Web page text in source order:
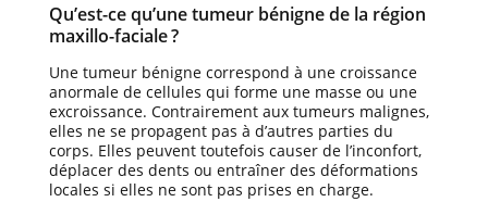
Qu’est-ce qu’une tumeur bénigne de la région
maxillo-faciale ?
Une tumeur bénigne correspond à une croissance
anormale de cellules qui forme une masse ou une
excroissance. Contrairement aux tumeurs malignes,
elles ne se propagent pas à d’autres parties du
corps. Elles peuvent toutefois causer de l’inconfort,
déplacer des dents ou entraîner des déformations
locales si elles ne sont pas prises en charge.